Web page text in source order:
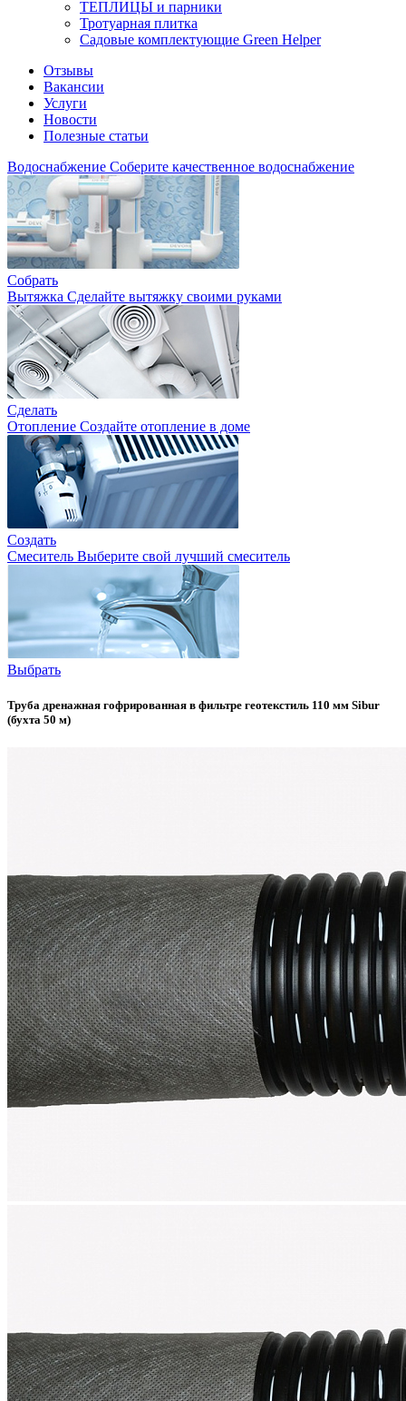
ТЕПЛИЦЫ и парники
Тротуарная плитка
Садовые комплектующие Green Helper
Отзывы
Вакансии
Услуги
Новости
Полезные статьи
Водоснабжение Соберите качественное водоснабжение
Собрать
Вытяжка Сделайте вытяжку своими руками
Сделать
Отопление Создайте отопление в доме
Создать
Смеситель Выберите свой лучший смеситель
Выбрать
Труба дренажная гофрированная в фильтре геотекстиль 110 мм Sibur
(бухта 50 м)